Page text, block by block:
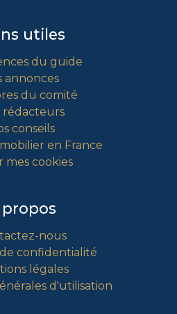
utiles
du guide
annonces
du comité
rédacteurs
conseils
en France
mes cookies
nous
confidentialité
légales
d'utilisation